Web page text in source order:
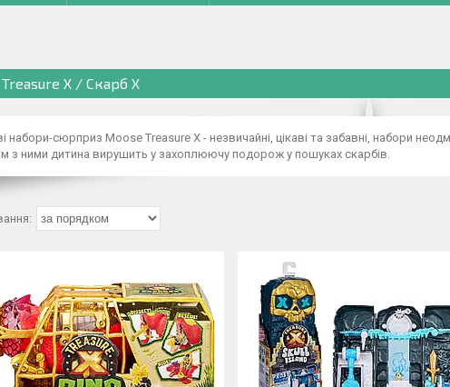
Treasure X / Скарб X
набори-сюрприз Moose Treasure X - незвичайні, цікаві та забавні, набори
з ними дитина вирушить у захоплюючу подорож у пошуках скарбів.